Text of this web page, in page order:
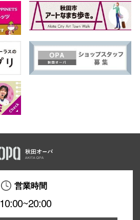
営業時間
10:00~20:00